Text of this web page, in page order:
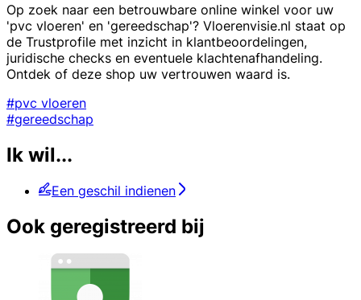
Op zoek naar een betrouwbare online winkel voor uw
'pvc vloeren' en 'gereedschap'? Vloerenvisie.nl staat op
de Trustprofile met inzicht in klantbeoordelingen,
juridische checks en eventuele klachtenafhandeling.
Ontdek of deze shop uw vertrouwen waard is.
#pvc vloeren
#gereedschap
Ik wil...
Een geschil indienen
Ook geregistreerd bij